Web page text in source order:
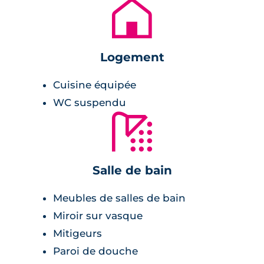
collectif. Le bâtiment comporte une salle et
chaussée et au sous-sol du bâtiment. L’entrée
est équipée d’un vidéophone couleur pour le
Niché au cœur de la verdure, le programme
propose des logements traversants et
Le mot de l’architecte
🏚
Logement
Cuisine équipée
WC suspendu
🚿
Salle de bain
Meubles de salles de bain
Miroir sur vasque
Mitigeurs
Paroi de douche